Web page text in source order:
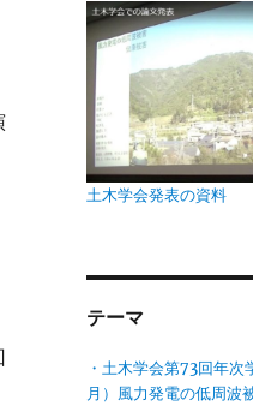
土木学会発表の資料
テーマ
・土木学会第73回年
月）風力発電の低周波